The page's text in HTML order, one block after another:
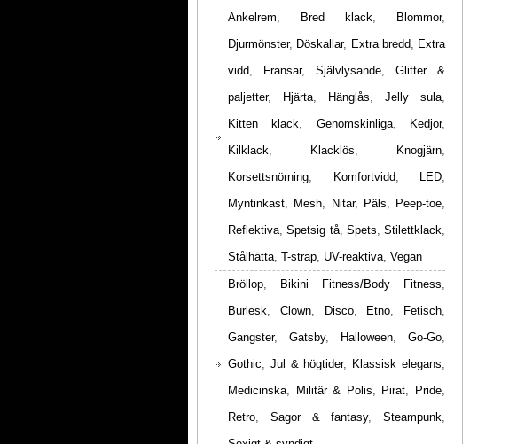
Ankelrem, Bred klack, Blommor,
Djurmönster, Döskallar, Extra bredd, Extra
vidd, Fransar, Självlysande, Glitter &
paljetter, Hjärta, Hänglås, Jelly sula,
Kitten klack, Genomskinliga, Kedjor,
Kilklack, Klacklös, Knogjärn,
Korsettsnörning, Komfortvidd, LED,
Myntinkast, Mesh, Nitar, Päls, Peep-toe,
Reflektiva,Spetsig tå, Spets, Stilettklack,
Stålhätta, T-strap, UV-reaktiva, Vegan
Bröllop, Bikini Fitness/Body Fitness,
Burlesk, Clown, Disco, Etno, Fetisch,
Gangster, Gatsby, Halloween, Go-Go,
Gothic, Jul & högtider, Klassisk elegans,
Medicinska, Militär & Polis, Pirat, Pride,
Retro, Sagor & fantasy, Steampunk,